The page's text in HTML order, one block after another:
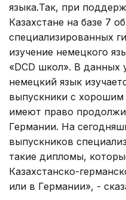
языка.Так, при
Казахстане на базе 7
специализированных
изучение немецкого
«DCD школ». В данных
немецкий язык
выпускники с хорошим
имеют право
Германии. На
выпускников
такие дипломы,
Казахстанско-
или в Германии», -